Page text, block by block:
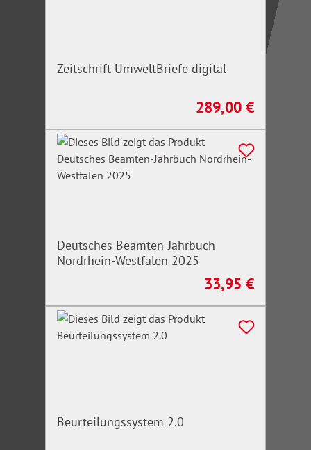
Zeitschrift UmweltBriefe digital
Regulärer Preis:
289,00 €
Deutsches Beamten-Jahrbuch
Nordrhein-Westfalen 2025
Regulärer Preis:
33,95 €
Beurteilungssystem 2.0